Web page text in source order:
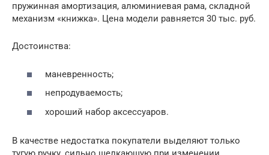
пружинная амортизация, алюминиевая рама, складной
механизм «книжка». Цена модели равняется 30 тыс. руб.
Достоинства:
маневренность;
непродуваемость;
хороший набор аксессуаров.
В качестве недостатка покупатели выделяют только